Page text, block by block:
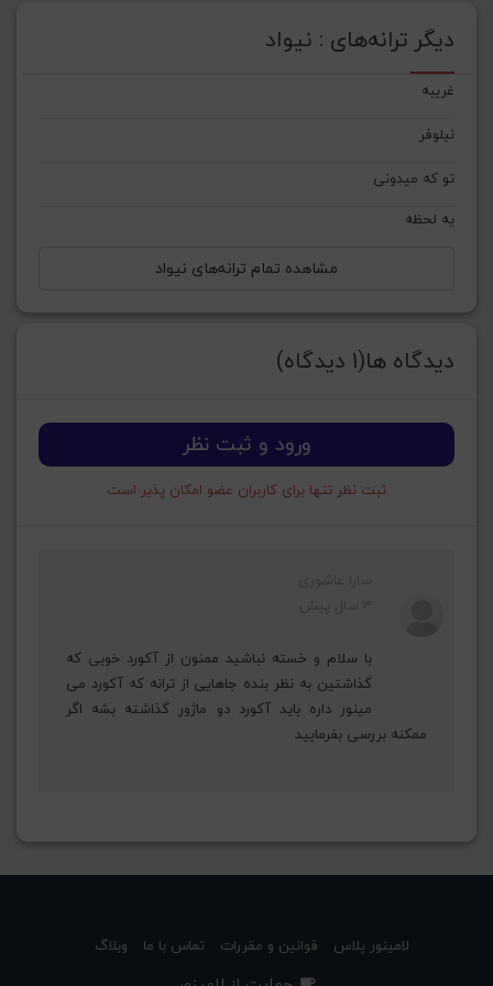
دیگر ترانه‌های : نیواد
غریبه
نیلوفر
تو که میدونی
یه لحظه
مشاهده تمام ترانه‌های نیواد
دیدگاه ها(1 دیدگاه)
ورود و ثبت نظر
ثبت نظر تنها برای کاربران عضو امکان پذیر است
با سلام و خسته نباشید ممنون از آکورد خوبی که
گذاشتین به نظر بنده جاهایی از ترانه که آکورد می
مینور داره باید آکورد دو ماژور گذاشته بشه اگر
ممکنه بررسی بفرمایید
لامینور پلاس قوانین و مقررات تماس با ما وبلاگ